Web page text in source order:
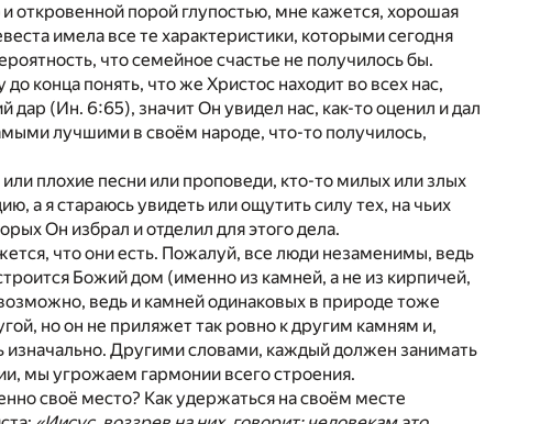
откровенной порой глупостью, мне кажется, хорошая
имела все те характеристики, которыми сегодня
что семейное счастье не получилось бы.
конца понять, что же Христос находит во всех нас,
(Ин. 6:65), значит Он увидел нас, как-то оценил и дал
лучшими в своём народе, что-то получилось,
плохие песни или проповеди, кто-то милых или злых
а я стараюсь увидеть или ощутить силу тех, на чьих
Он избрал и отделил для этого дела.
что они есть. Пожалуй, все люди незаменимы, ведь
Божий дом (именно из камней, а не из кирпичей,
ведь и камней одинаковых в природе тоже
но он не приляжет так ровно к другим камням и,
изначально. Другими словами, каждый должен занимать
мы угрожаем гармонии всего строения.
своё место? Как удержаться на своём месте